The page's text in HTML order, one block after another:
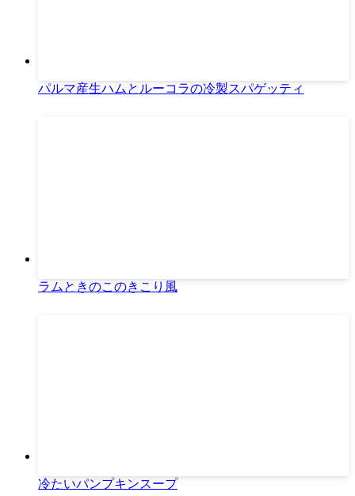
パルマ産生ハムとルーコラの冷製スパゲッティ
ラムときのこのきこり風
冷たいパンプキンスープ